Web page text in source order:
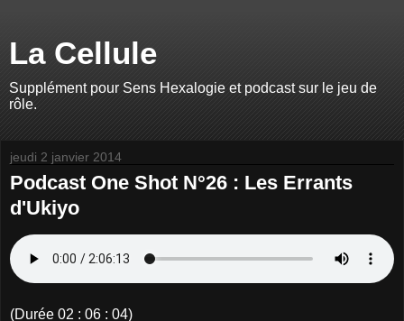
La Cellule
Supplément pour Sens Hexalogie et podcast sur le jeu de
rôle.
jeudi 2 janvier 2014
Podcast One Shot N°26 : Les Errants
d'Ukiyo
(Durée 02 : 06 : 04)